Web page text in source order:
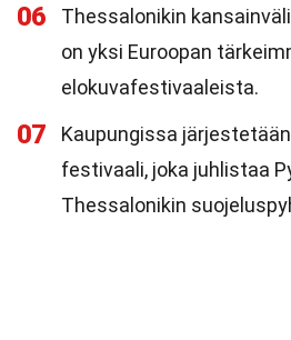
06
Thessalonikin
on yksi Euroopan
elokuvafestivaaleista.
07
Kaupungissa
festivaali, joka juhlistaa
Thessalonikin